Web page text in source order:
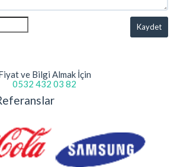
Kaydet
ve Bilgi Almak İçin
0532 432 03 82